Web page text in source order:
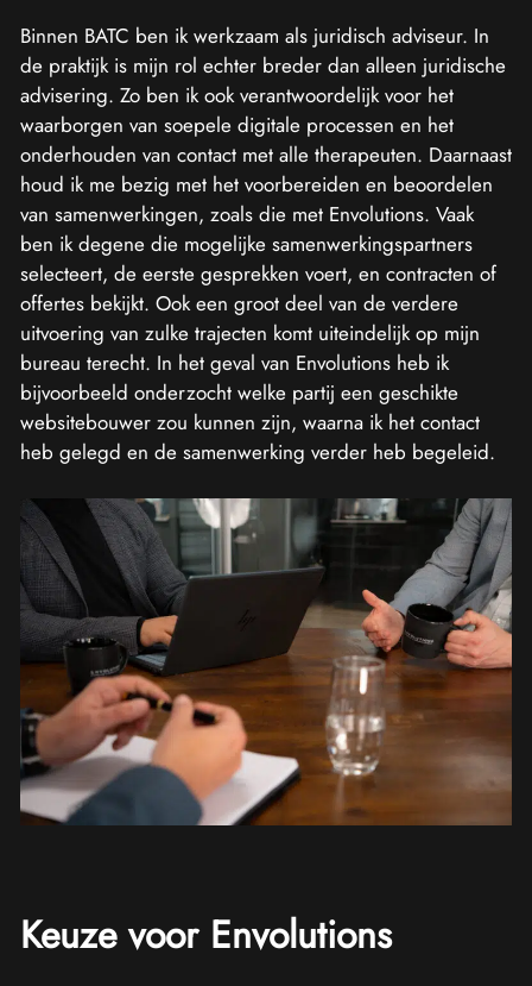
Binnen BATC ben ik werkzaam als juridisch adviseur. In
de praktijk is mijn rol echter breder dan alleen juridische
advisering. Zo ben ik ook verantwoordelijk voor het
waarborgen van soepele digitale processen en het
onderhouden van contact met alle therapeuten. Daarnaast
houd ik me bezig met het voorbereiden en beoordelen
van samenwerkingen, zoals die met Envolutions. Vaak
ben ik degene die mogelijke samenwerkingspartners
selecteert, de eerste gesprekken voert, en contracten of
offertes bekijkt. Ook een groot deel van de verdere
uitvoering van zulke trajecten komt uiteindelijk op mijn
bureau terecht. In het geval van Envolutions heb ik
bijvoorbeeld onderzocht welke partij een geschikte
websitebouwer zou kunnen zijn, waarna ik het contact
heb gelegd en de samenwerking verder heb begeleid.
Keuze voor Envolutions